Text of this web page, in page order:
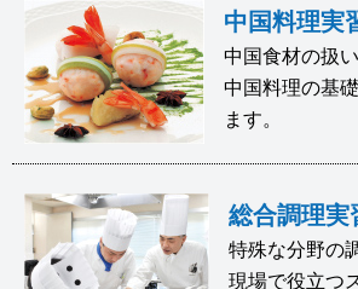
中国料理実
中国食材の扱
中国料理の基
ます。
総合調理実
特殊な分野の
現場で役立つ